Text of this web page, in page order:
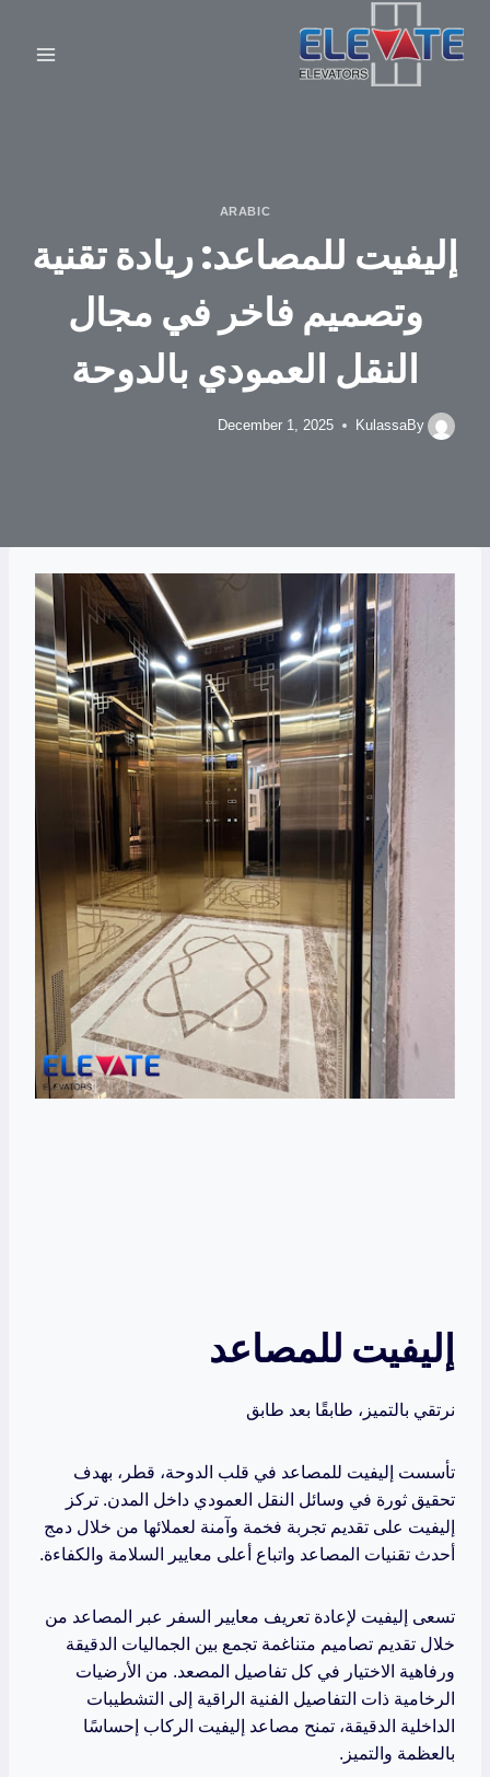
content
ARABIC
إليفيت للمصاعد: ريادة تقنية
وتصميم فاخر في مجال
النقل العمودي بالدوحة
By
Kulassa
December 1, 2025
إليفيت للمصاعد
نرتقي بالتميز، طابقًا بعد طابق
تأسست إليفيت للمصاعد في قلب الدوحة، قطر، بهدف
تحقيق ثورة في وسائل النقل العمودي داخل المدن. تركز
إليفيت على تقديم تجربة فخمة وآمنة لعملائها من خلال دمج
أحدث تقنيات المصاعد واتباع أعلى معايير السلامة والكفاءة.
تسعى إليفيت لإعادة تعريف معايير السفر عبر المصاعد من
خلال تقديم تصاميم متناغمة تجمع بين الجماليات الدقيقة
ورفاهية الاختيار في كل تفاصيل المصعد. من الأرضيات
الرخامية ذات التفاصيل الفنية الراقية إلى التشطيبات
الداخلية الدقيقة، تمنح مصاعد إليفيت الركاب إحساسًا
بالعظمة والتميز.